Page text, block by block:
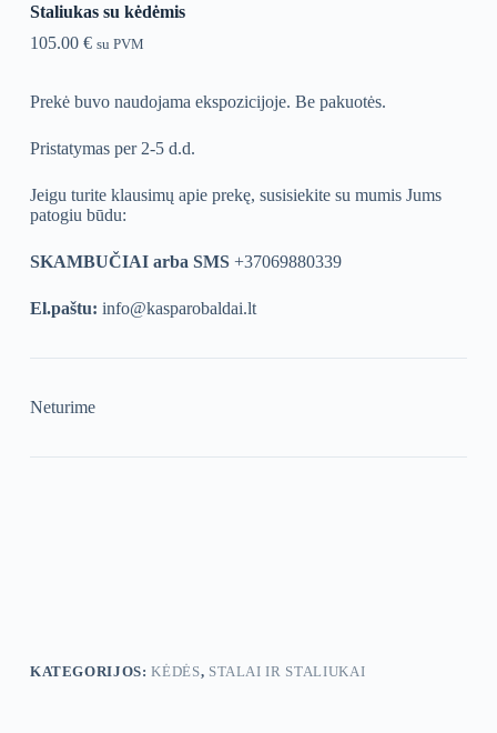
Staliukas su kėdėmis
105.00 € su PVM
Prekė buvo naudojama ekspozicijoje. Be pakuotės.
Pristatymas per 2-5 d.d.
Jeigu turite klausimų apie prekę, susisiekite su mumis Jums
patogiu būdu:
SKAMBUČIAI arba SMS+37069880339
El.paštu: info@kasparobaldai.lt
Neturime
KATEGORIJOS:KĖDĖS, STALAI IR STALIUKAI